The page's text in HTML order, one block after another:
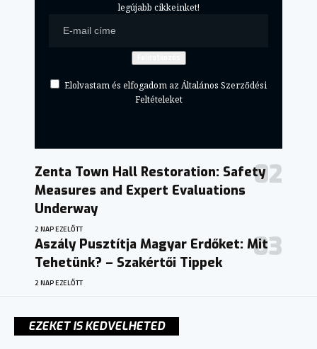
legújabb cikkeinket!
Elolvastam és elfogadom az Általános Szerződési
Feltételeket
Zenta Town Hall Restoration: Safety
Measures and Expert Evaluations
Underway
2 NAP EZELŐTT
Aszály Pusztítja Magyar Erdőket: Mit
Tehetünk? – Szakértői Tippek
2 NAP EZELŐTT
EZEKET IS KEDVELHETED